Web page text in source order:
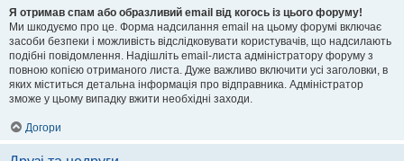
Я отримав спам або образливий email від когось із цього форуму!
Ми шкодуємо про це. Форма надсилання email на цьому форумі включає
засоби безпеки і можливість відслідковувати користувачів, що надсилають
подібні повідомлення. Надішліть email-листа адміністратору форуму з
повною копією отриманого листа. Дуже важливо включити усі заголовки, в
яких міститься детальна інформація про відправника. Адміністратор
зможе у цьому випадку вжити необхідні заходи.
Догори